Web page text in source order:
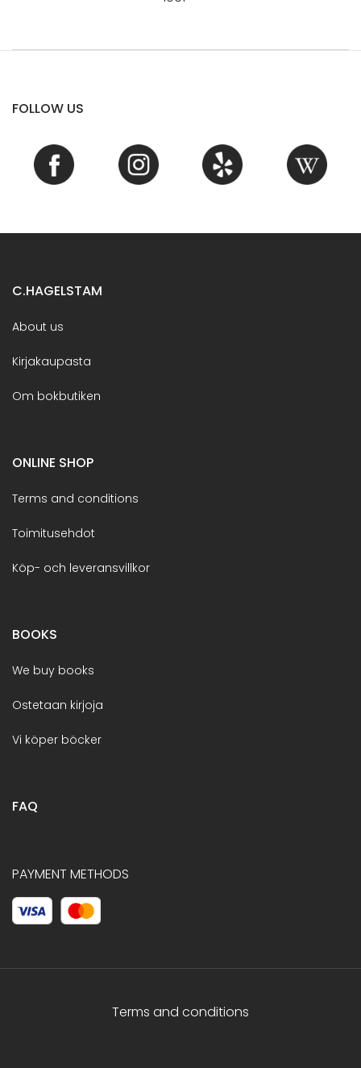
FOLLOW US
C.HAGELSTAM
About us
Kirjakaupasta
Om bokbutiken
ONLINE SHOP
Terms and conditions
Toimitusehdot
Köp- och leveransvillkor
BOOKS
We buy books
Ostetaan kirjoja
Vi köper böcker
FAQ
PAYMENT METHODS
Terms and conditions